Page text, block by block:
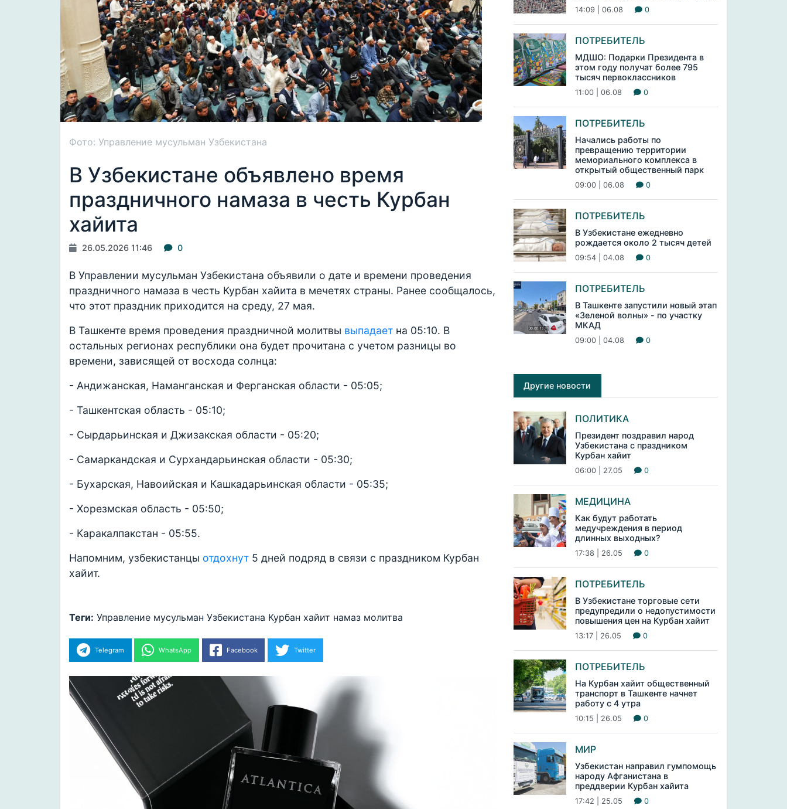
Фото: Управление мусульман Узбекистана
В Узбекистане объявлено время
праздничного намаза в честь Курбан
хайита
26.05.2026 11:46 0
В Управлении мусульман Узбекистана объявили о дате и времени проведения
праздничного намаза в честь Курбан хайита в мечетях страны. Ранее сообщалось,
что этот праздник приходится на среду, 27 мая.
В Ташкенте время проведения праздничной молитвы выпадает на 05:10. В
остальных регионах республики она будет прочитана с учетом разницы во
времени, зависящей от восхода солнца:
- Андижанская, Наманганская и Ферганская области - 05:05;
- Ташкентская область - 05:10;
- Сырдарьинская и Джизакская области - 05:20;
- Самаркандская и Сурхандарьинская области - 05:30;
- Бухарская, Навоийская и Кашкадарьинская области - 05:35;
- Хорезмская область - 05:50;
- Каракалпакстан - 05:55.
Напомним, узбекистанцы отдохнут 5 дней подряд в связи с праздником Курбан
хайит.
Теги: Управление мусульман Узбекистана Курбан хайит намаз молитва
Telegram WhatsApp Facebook Twitter
14:09 | 06.08 0
ПОТРЕБИТЕЛЬ
МДШО: Подарки Президента в
этом году получат более 795
тысяч первоклассников
11:00 | 06.08 0
ПОТРЕБИТЕЛЬ
Начались работы по
превращению территории
мемориального комплекса в
открытый общественный парк
09:00 | 06.08 0
ПОТРЕБИТЕЛЬ
В Узбекистане ежедневно
рождается около 2 тысяч детей
09:54 | 04.08 0
ПОТРЕБИТЕЛЬ
В Ташкенте запустили новый этап
«Зеленой волны» - по участку
МКАД
09:00 | 04.08 0
Другие новости
ПОЛИТИКА
Президент поздравил народ
Узбекистана с праздником
Курбан хайит
06:00 | 27.05 0
МЕДИЦИНА
Как будут работать
медучреждения в период
длинных выходных?
17:38 | 26.05 0
ПОТРЕБИТЕЛЬ
В Узбекистане торговые сети
предупредили о недопустимости
повышения цен на Курбан хайит
13:17 | 26.05 0
ПОТРЕБИТЕЛЬ
На Курбан хайит общественный
транспорт в Ташкенте начнет
работу с 4 утра
10:15 | 26.05 0
МИР
Узбекистан направил гумпомощь
народу Афганистана в
преддверии Курбан хайита
17:42 | 25.05 0